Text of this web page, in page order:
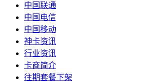
中国联通
中国电信
中国移动
神卡资讯
行业资讯
卡商简介
往期套餐下架